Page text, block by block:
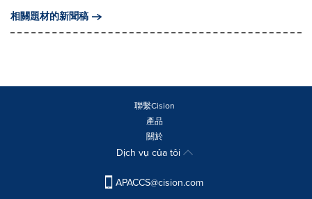
相關題材的新聞稿
聯繫Cision
產品
關於
Dịch vụ của tôi
APACCS@cision.com